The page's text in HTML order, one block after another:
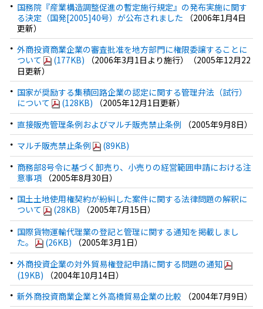
国務院『産業構造調整促進の暫定施行規定』の発布実施に関す
る決定（国発[2005]40号）が公布されました （2006年1月4日
更新）
外商投資商業企業の審査批准を地方部門に権限委譲することに
ついて
(177KB) （2006年3月1日より施行）（2005年12月22
日更新）
国家が奨励する集積回路企業の認定に関する管理弁法（試行）
について
(128KB) （2005年12月1日更新）
直接販売管理条例およびマルチ販売禁止条例 （2005年9月8日）
マルチ販売禁止条例
(89KB)
商務部8号令に基づく卸売り、小売りの経営範囲申請における注
意事項（2005年8月30日）
国土土地使用権契約が紛糾した案件に関する法律問題の解釈に
ついて
(28KB) （2005年7月15日）
国際貨物運輸代理業の登記と管理に関する通知を掲載しまし
た。
(26KB) （2005年3月1日）
外商投資企業の対外貿易権登記申請に関する問題の通知
(19KB) （2004年10月14日）
新外商投資商業企業と外高橋貿易企業の比較 （2004年7月9日）